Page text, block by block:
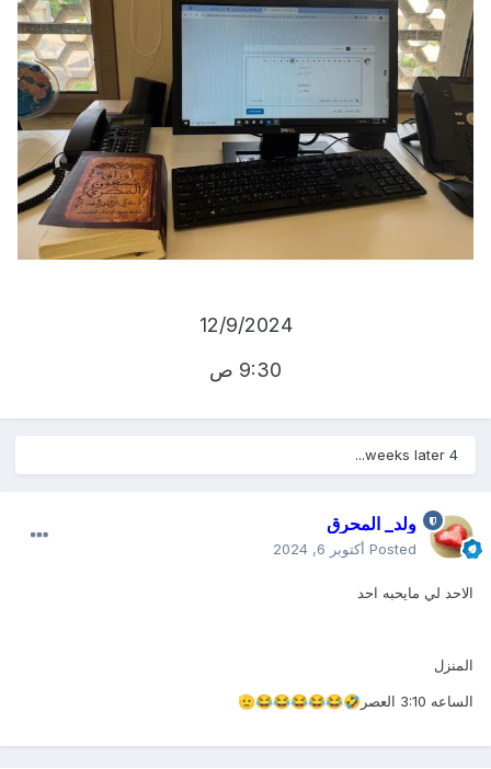
12/9/2024
9:30 ص
4 weeks later...
ولد_ المحرق
Posted أكتوبر 6, 2024
الاحد لي مايحبه احد
المنزل
الساعه 3:10 العصر 🤣
😂
😂
😂
😂
😂
🫡